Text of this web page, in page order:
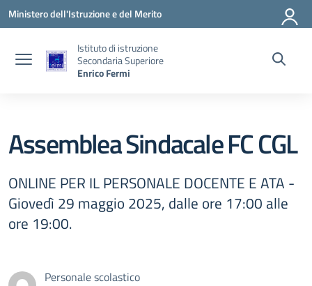
Vai ai contenuti
Vai al menu di navigazione
Vai al footer
Ministero dell'Istruzione e del Merito
Istituto di istruzione
Secondaria Superiore
Enrico Fermi
Assemblea Sindacale FC CGL
ONLINE PER IL PERSONALE DOCENTE E ATA -
Giovedì 29 maggio 2025, dalle ore 17:00 alle
ore 19:00.
Personale scolastico